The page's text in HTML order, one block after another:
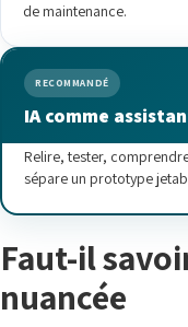
de maintenance.
RECOMMANDÉ
IA comme
Relire, tester,
sépare un prototype
Faut-il
nuancée